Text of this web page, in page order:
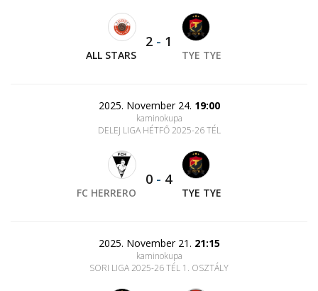
ALL STARS
2 - 1
TYE TYE
2025. November 24. 19:00
kaminokupa
DELEJ LIGA HÉTFŐ 2025-26 TÉL
FC HERRERO
0 - 4
TYE TYE
2025. November 21. 21:15
kaminokupa
SORI LIGA 2025-26 TÉL 1. OSZTÁLY